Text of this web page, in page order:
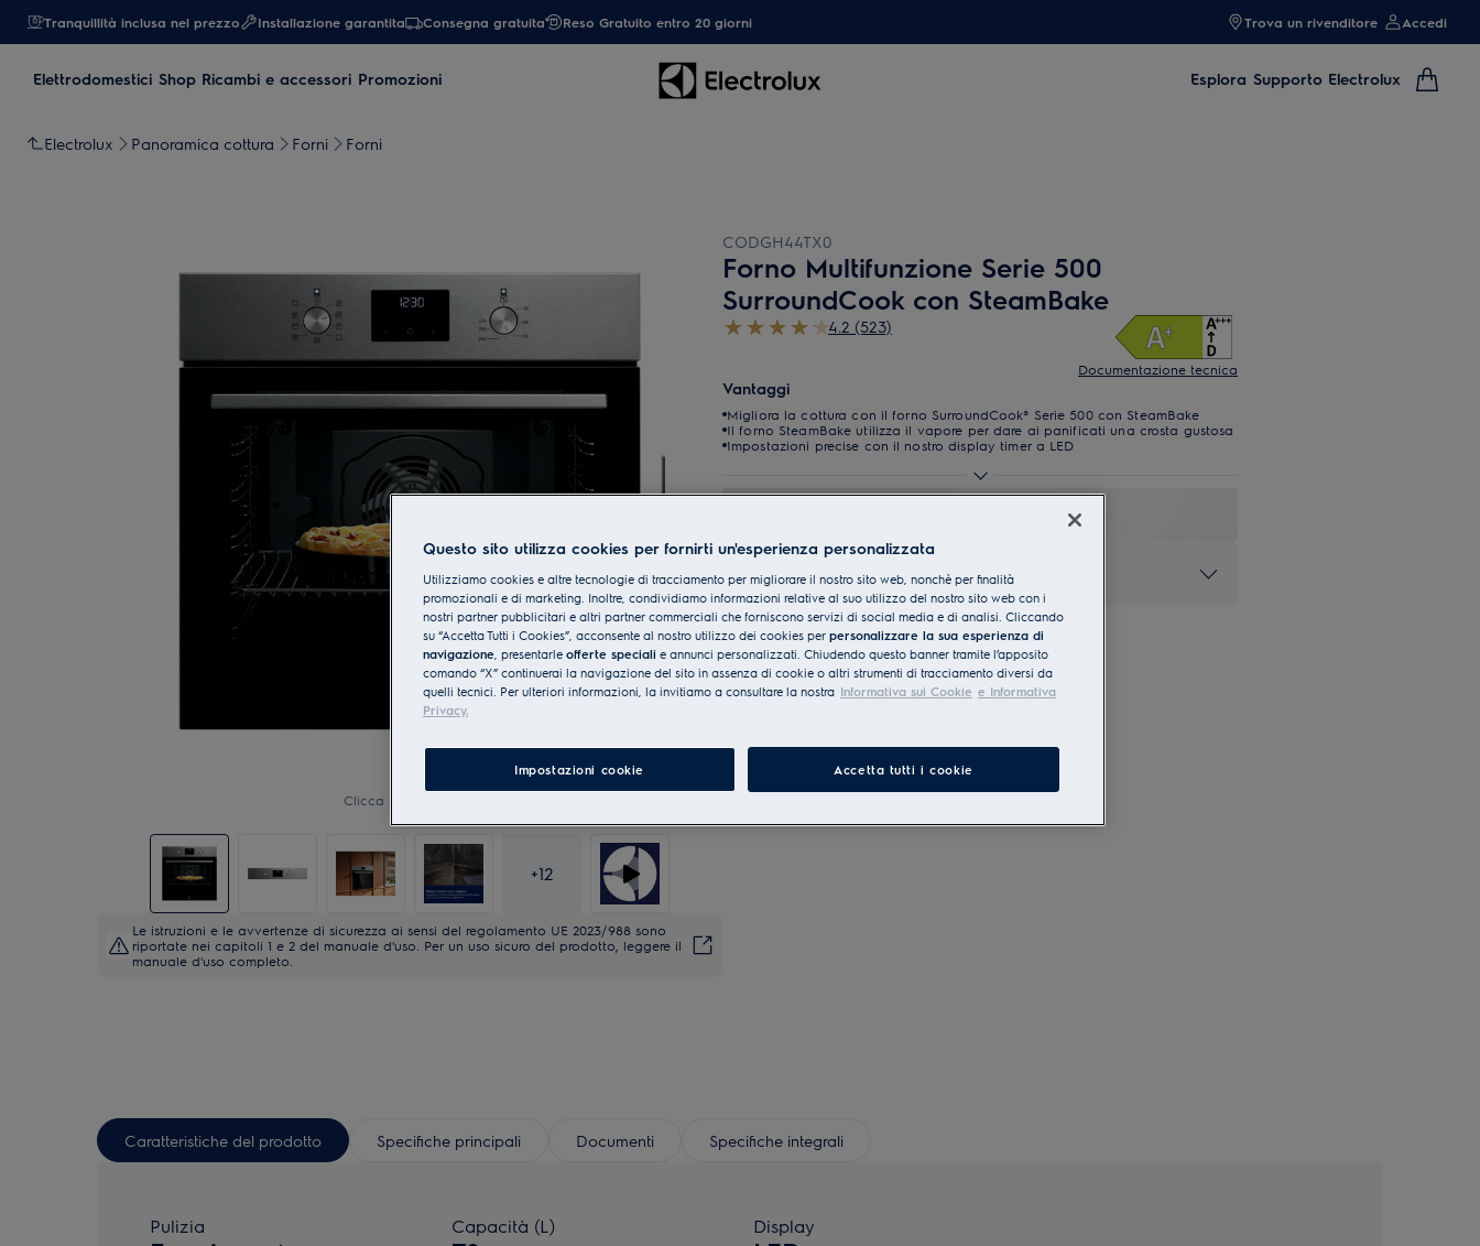
Tranquillità inclusa nel prezzo Installazione garantita Consegna gratuita Reso Gratuito entro 20 giorni Trova un rivenditore Accedi
Elettrodomestici Shop Ricambi e accessori Promozioni Esplora Supporto Electrolux
Electrolux Panoramica cottura Forni Forni
Clicca per ingrandire
+12
Le istruzioni e le avvertenze di sicurezza ai sensi del regolamento UE 2023/988 sono
riportate nei capitoli 1 e 2 del manuale d'uso. Per un uso sicuro del prodotto, leggere il
manuale d'uso completo.
CODGH44TX0
Forno Multifunzione Serie 500
SurroundCook con SteamBake
4.2 (523)
Documentazione tecnica
Vantaggi
Migliora la cottura con il forno SurroundCook® Serie 500 con SteamBake
Il forno SteamBake utilizza il vapore per dare ai panificati una crosta gustosa
Impostazioni precise con il nostro display timer a LED
Made in ITALY
Caratteristiche del prodotto Specifiche principali Documenti Specifiche integrali
Pulizia Capacità (L) Display
Questo sito utilizza cookies per fornirti un'esperienza personalizzata
Utilizziamo cookies e altre tecnologie di tracciamento per migliorare il nostro sito web, nonchè per finalità
promozionali e di marketing. Inoltre, condividiamo informazioni relative al suo utilizzo del nostro sito web con i
nostri partner pubblicitari e altri partner commerciali che forniscono servizi di social media e di analisi. Cliccando
su “Accetta Tutti i Cookies”, acconsente al nostro utilizzo dei cookies per personalizzare la sua esperienza di
navigazione, presentarle offerte speciali e annunci personalizzati. Chiudendo questo banner tramite l’apposito
comando “X” continuerai la navigazione del sito in assenza di cookie o altri strumenti di tracciamento diversi da
quelli tecnici. Per ulteriori informazioni, la invitiamo a consultare la nostra Informativa sui Cookie e Informativa
Privacy.
Impostazioni cookie Accetta tutti i cookie